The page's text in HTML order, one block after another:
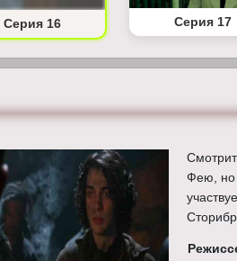
Серия 16 Серия 17
Фею, но